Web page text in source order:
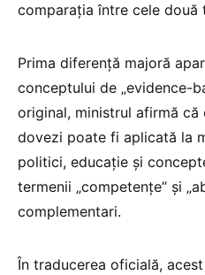
comparația între cele două
Prima diferență majoră
conceptului de „evidence-
original, ministrul afirmă
dovezi poate fi aplicată la
politici, educație și
termenii „competențe” și
complementari.
În traducerea oficială,